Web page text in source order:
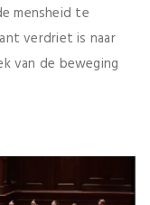
mensheid te
verdriet is naar
van de beweging